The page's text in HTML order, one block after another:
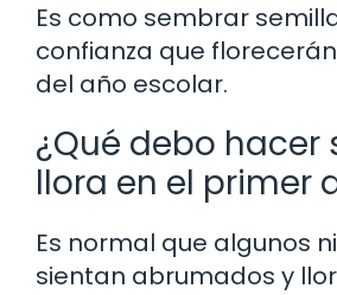
Es como sembrar
confianza que
del año escolar.
¿Qué debo hacer
llora en el primer
Es normal que algunos
sientan abrumados y